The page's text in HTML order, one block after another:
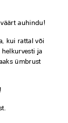
auhindu!
kui rattal või
ja
ümbrust